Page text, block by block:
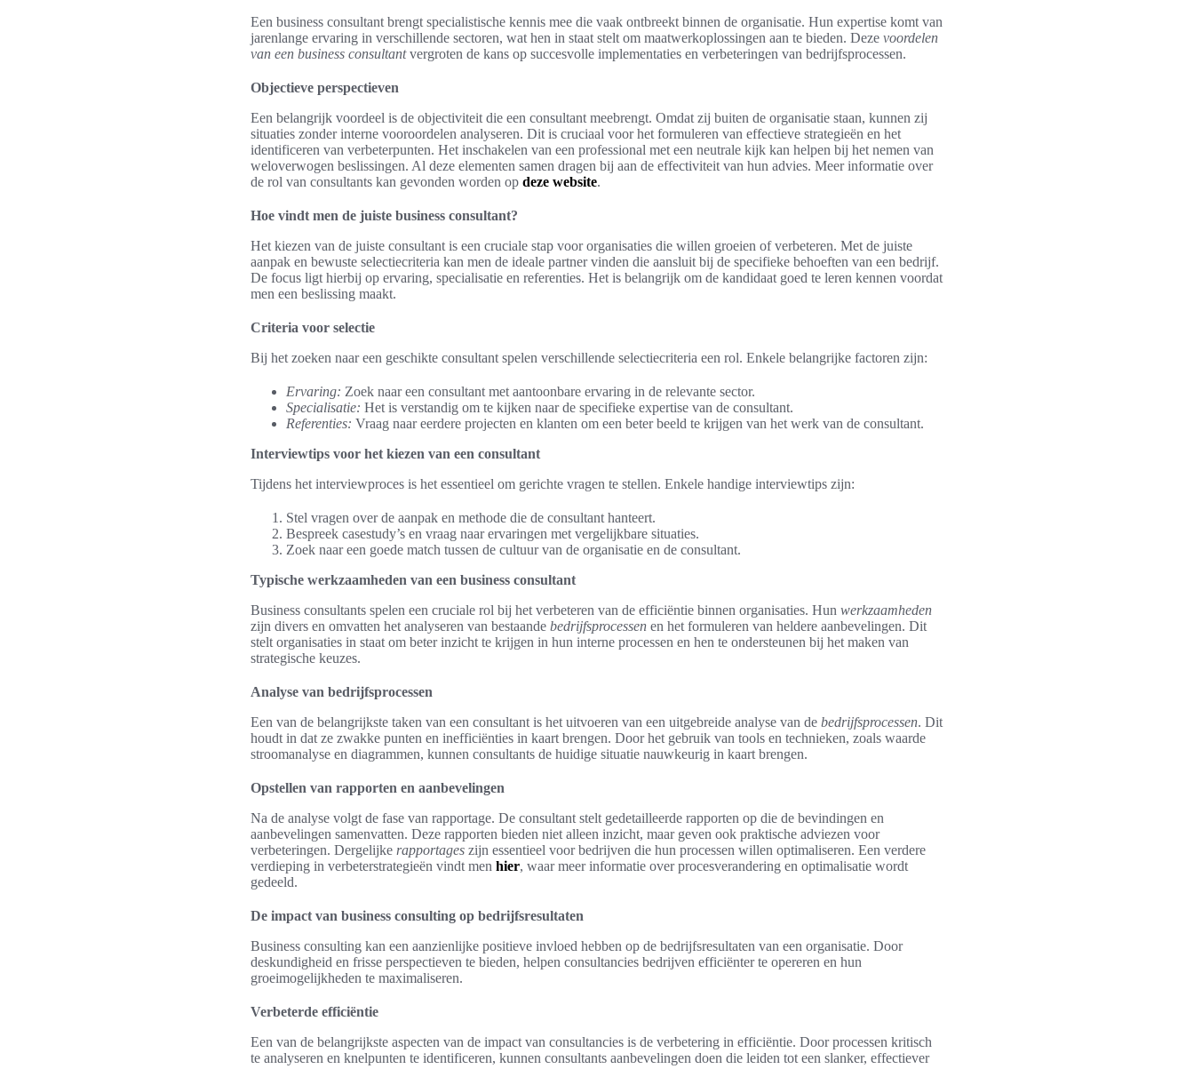
Een business consultant brengt specialistische kennis mee die vaak ontbreekt binnen de organisatie. Hun expertise komt van
jarenlange ervaring in verschillende sectoren, wat hen in staat stelt om maatwerkoplossingen aan te bieden. Deze voordelen
van een business consultantvergroten de kans op succesvolle implementaties en verbeteringen van bedrijfsprocessen.
Objectieve perspectieven
Een belangrijk voordeel is de objectiviteit die een consultant meebrengt. Omdat zij buiten de organisatie staan, kunnen zij
situaties zonder interne vooroordelen analyseren. Dit is cruciaal voor het formuleren van effectieve strategieën en het
identificeren van verbeterpunten. Het inschakelen van een professional met een neutrale kijk kan helpen bij het nemen van
weloverwogen beslissingen. Al deze elementen samen dragen bij aan de effectiviteit van hun advies. Meer informatie over
de rol van consultants kan gevonden worden op deze website.
Hoe vindt men de juiste business consultant?
Het kiezen van de juiste consultant is een cruciale stap voor organisaties die willen groeien of verbeteren. Met de juiste
aanpak en bewuste selectiecriteria kan men de ideale partner vinden die aansluit bij de specifieke behoeften van een bedrijf.
De focus ligt hierbij op ervaring, specialisatie en referenties. Het is belangrijk om de kandidaat goed te leren kennen voordat
men een beslissing maakt.
Criteria voor selectie
Bij het zoeken naar een geschikte consultant spelen verschillende selectiecriteria een rol. Enkele belangrijke factoren zijn:
Ervaring: Zoek naar een consultant met aantoonbare ervaring in de relevante sector.
Specialisatie: Het is verstandig om te kijken naar de specifieke expertise van de consultant.
Referenties: Vraag naar eerdere projecten en klanten om een beter beeld te krijgen van het werk van de consultant.
Interviewtips voor het kiezen van een consultant
Tijdens het interviewproces is het essentieel om gerichte vragen te stellen. Enkele handige interviewtips zijn:
Stel vragen over de aanpak en methode die de consultant hanteert.
Bespreek casestudy’s en vraag naar ervaringen met vergelijkbare situaties.
Zoek naar een goede match tussen de cultuur van de organisatie en de consultant.
Typische werkzaamheden van een business consultant
Business consultants spelen een cruciale rol bij het verbeteren van de efficiëntie binnen organisaties. Hun werkzaamheden
zijn divers en omvatten het analyseren van bestaande bedrijfsprocessen en het formuleren van heldere aanbevelingen. Dit
stelt organisaties in staat om beter inzicht te krijgen in hun interne processen en hen te ondersteunen bij het maken van
strategische keuzes.
Analyse van bedrijfsprocessen
Een van de belangrijkste taken van een consultant is het uitvoeren van een uitgebreide analyse van de bedrijfsprocessen. Dit
houdt in dat ze zwakke punten en inefficiënties in kaart brengen. Door het gebruik van tools en technieken, zoals waarde
stroomanalyse en diagrammen, kunnen consultants de huidige situatie nauwkeurig in kaart brengen.
Opstellen van rapporten en aanbevelingen
Na de analyse volgt de fase van rapportage. De consultant stelt gedetailleerde rapporten op die de bevindingen en
aanbevelingen samenvatten. Deze rapporten bieden niet alleen inzicht, maar geven ook praktische adviezen voor
verbeteringen. Dergelijke rapportages zijn essentieel voor bedrijven die hun processen willen optimaliseren. Een verdere
verdieping in verbeterstrategieën vindt men hier, waar meer informatie over procesverandering en optimalisatie wordt
gedeeld.
De impact van business consulting op bedrijfsresultaten
Business consulting kan een aanzienlijke positieve invloed hebben op de bedrijfsresultaten van een organisatie. Door
deskundigheid en frisse perspectieven te bieden, helpen consultancies bedrijven efficiënter te opereren en hun
groeimogelijkheden te maximaliseren.
Verbeterde efficiëntie
Een van de belangrijkste aspecten van de impact van consultancies is de verbetering in efficiëntie. Door processen kritisch
te analyseren en knelpunten te identificeren, kunnen consultants aanbevelingen doen die leiden tot een slanker, effectiever